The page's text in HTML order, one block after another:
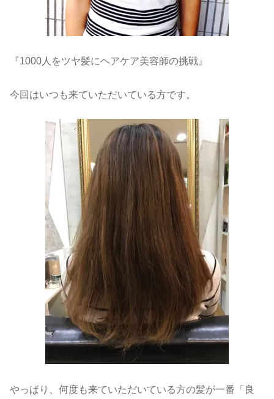
『1000人をツヤ髪にヘアケア美容師の挑戦』
今回はいつも来ていただいている方です。
やっぱり、何度も来ていただいている方の髪が一番「良